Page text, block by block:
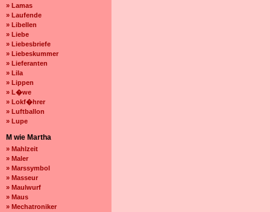
» Lamas
» Laufende
» Libellen
» Liebe
» Liebesbriefe
» Liebeskummer
» Lieferanten
» Lila
» Lippen
» L�we
» Lokf�hrer
» Luftballon
» Lupe
M wie Martha
» Mahlzeit
» Maler
» Marssymbol
» Masseur
» Maulwurf
» Maus
» Mechatroniker